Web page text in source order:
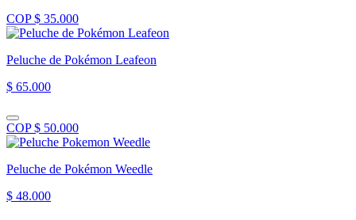
COP $ 35.000
Peluche de Pokémon Leafeon
$ 65.000
COP $ 50.000
Peluche de Pokémon Weedle
$ 48.000